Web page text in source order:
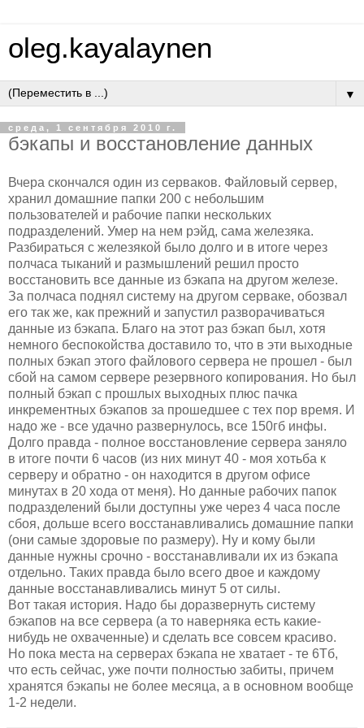
oleg.kayalaynen
▼
среда, 1 сентября 2010 г.
бэкапы и восстановление данных
Вчера скончался один из серваков. Файловый сервер,
хранил домашние папки 200 с небольшим
пользователей и рабочие папки нескольких
подразделений. Умер на нем рэйд, сама железяка.
Разбираться с железякой было долго и в итоге через
полчаса тыканий и размышлений решил просто
восстановить все данные из бэкапа на другом железе.
За полчаса поднял систему на другом серваке, обозвал
его так же, как прежний и запустил разворачиваться
данные из бэкапа. Благо на этот раз бэкап был, хотя
немного беспокойства доставило то, что в эти выходные
полных бэкап этого файлового сервера не прошел - был
сбой на самом сервере резервного копирования. Но был
полный бэкап с прошлых выходных плюс пачка
инкрементных бэкапов за прошедшее с тех пор время. И
надо же - все удачно развернулось, все 150гб инфы.
Долго правда - полное восстановление сервера заняло
в итоге почти 6 часов (из них минут 40 - моя хотьба к
серверу и обратно - он находится в другом офисе
минутах в 20 хода от меня). Но данные рабочих папок
подразделений были доступны уже через 4 часа после
сбоя, дольше всего восстанавливались домашние папки
(они самые здоровые по размеру). Ну и кому были
данные нужны срочно - восстанавливали их из бэкапа
отдельно. Таких правда было всего двое и каждому
данные восстанавливались минут 5 от силы.
Вот такая история. Надо бы доразвернуть систему
бэкапов на все сервера (а то наверняка есть какие-
нибудь не охваченные) и сделать все совсем красиво.
Но пока места на серверах бэкапа не хватает - те 6Тб,
что есть сейчас, уже почти полностью забиты, причем
хранятся бэкапы не более месяца, а в основном вообще
1-2 недели.